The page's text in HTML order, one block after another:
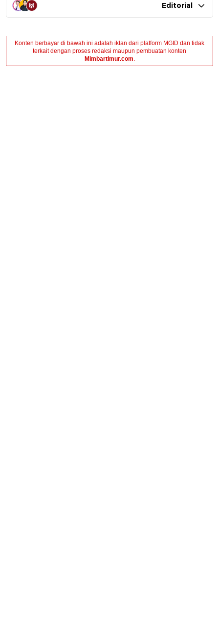
Editorial
Konten berbayar di bawah ini adalah iklan dari platform MGID dan tidak
terkait dengan proses redaksi maupun pembuatan konten
Mimbartimur.com